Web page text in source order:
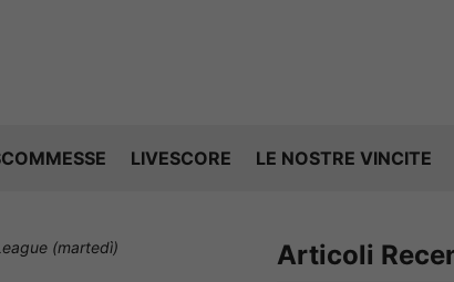
LIVESCORE LE NOSTRE VINCITE
(martedì) Articoli